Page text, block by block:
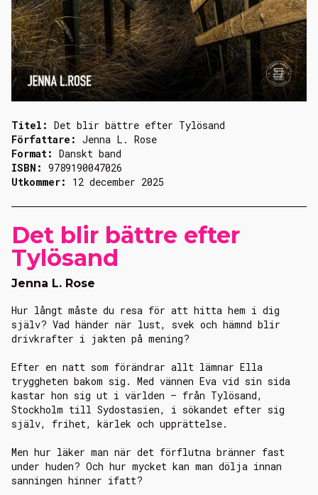
Det blir bättre efter
Tylösand
Jenna L. Rose
Hur långt måste du resa för att hitta hem i dig
själv? Vad händer när lust, svek och hämnd blir
drivkrafter i jakten på mening?
Efter en natt som förändrar allt lämnar Ella
tryggheten bakom sig. Med vännen Eva vid sin sida
kastar hon sig ut i världen – från Tylösand,
Stockholm till Sydostasien, i sökandet efter sig
själv, frihet, kärlek och upprättelse.
Men hur läker man när det förflutna bränner fast
under huden? Och hur mycket kan man dölja innan
sanningen hinner ifatt?
Titel: Det blir bättre efter Tylösand
Författare: Jenna L. Rose
Format: Danskt band
ISBN: 9789190047026
Utkommer: 12 december 2025